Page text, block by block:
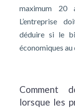
maximum 20
L’entreprise
déduire si le
économiques au
Comment
lorsque les